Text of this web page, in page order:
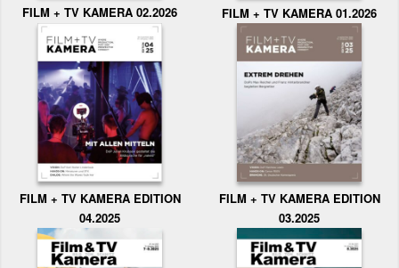
FILM + TV KAMERA 02.2026 FILM + TV KAMERA 01.2026
FILM + TV KAMERA EDITION
04.2025
FILM + TV KAMERA EDITION
03.2025